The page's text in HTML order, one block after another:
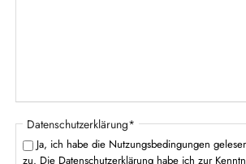
P
f
l
Datenschutzerklärung*
Ja, ich habe die Nutzungsbedingungen
zu. Die Datenschutzerklärung habe ich zur